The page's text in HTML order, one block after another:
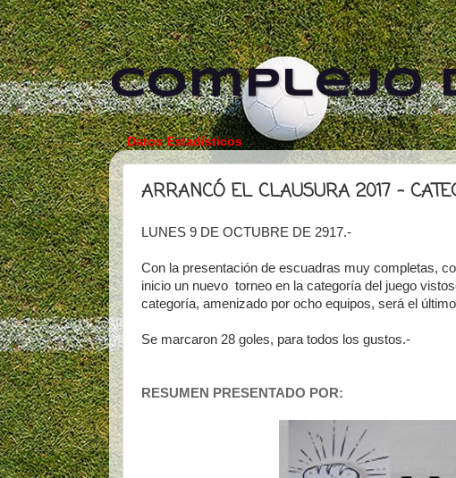
Complejo
Datos Estadísticos
ARRANCÓ EL CLAUSURA 2017 -
LUNES 9 DE OCTUBRE DE 2917.-
Con la presentación de escuadras muy completas,
inicio un nuevo torneo en la categoría del juego
categoría, amenizado por ocho equipos, será el
Se marcaron 28 goles, para todos los gustos.-
RESUMEN PRESENTADO POR: